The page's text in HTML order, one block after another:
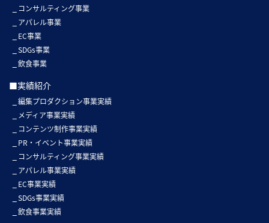
コンサルティング事業
アパレル事業
EC事業
SDGs事業
飲食事業
■実績紹介
編集プロダクション事業実績
メディア事業実績
コンテンツ制作事業実績
PR・イベント事業実績
コンサルティング事業実績
アパレル事業実績
EC事業実績
SDGs事業実績
飲食事業実績